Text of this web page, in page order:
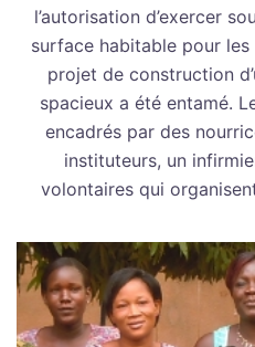
l’autorisation d’exercer
surface habitable pour les
projet de construction
spacieux a été entamé.
encadrés par des
instituteurs, un
volontaires qui